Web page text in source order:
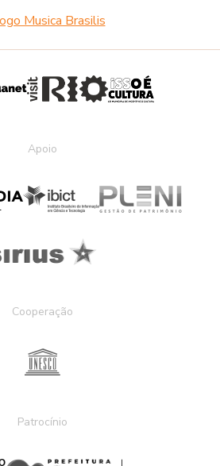
Apoio
Cooperação
Patrocínio